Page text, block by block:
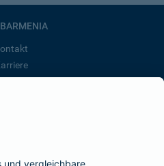
BarmeniaGothaer